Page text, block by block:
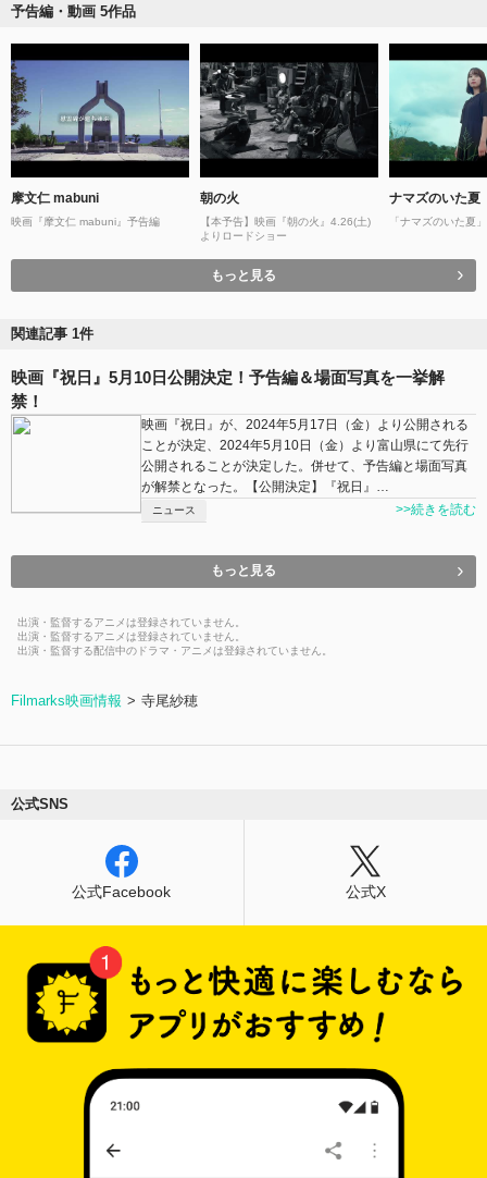
予告編・動画 5作品
摩文仁 mabuni
映画『摩文仁 mabuni』予告編
朝の火
【本予告】映画『朝の火』4.26(土)
よりロードショー
ナマズのいた夏
「ナマズのいた夏
もっと見る
関連記事 1件
映画『祝日』5月10日公開決定！予告編＆場面写真を一挙解
禁！
映画『祝日』が、2024年5月17日（金）より公開される
ことが決定、2024年5⽉10⽇（金）より富山県にて先行
公開されることが決定した。併せて、予告編と場面写真
が解禁となった。【公開決定】『祝日』…
ニュース >>続きを読む
もっと見る
出演・監督するアニメは登録されていません。
出演・監督するアニメは登録されていません。
出演・監督する配信中のドラマ・アニメは登録されていません。
Filmarks映画情報 寺尾紗穂
公式SNS
公式Facebook 公式X